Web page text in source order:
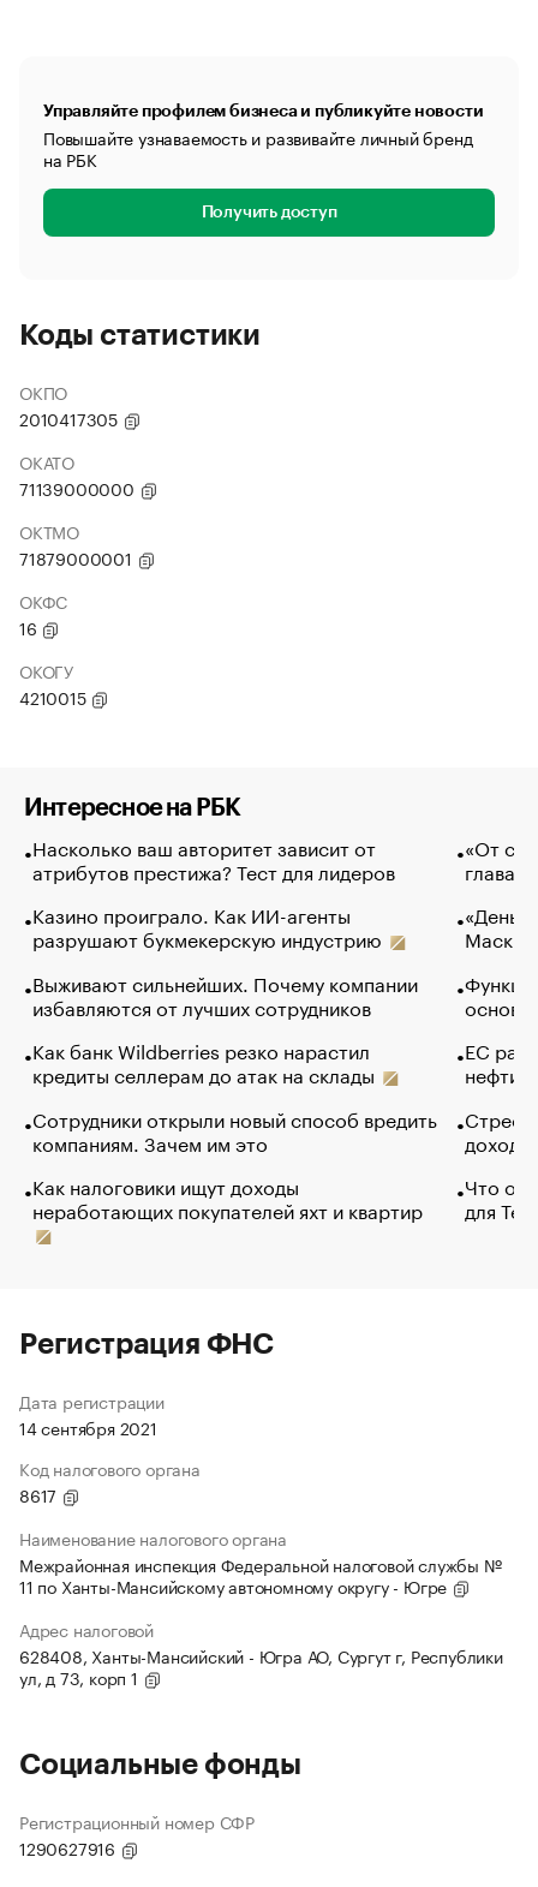
Управляйте профилем бизнеса и публикуйте новости
Повышайте узнаваемость и развивайте личный бренд
на РБК
Получить доступ
Коды статистики
ОКПО
2010417305
ОКАТО
71139000000
ОКТМО
71879000001
ОКФС
16
ОКОГУ
4210015
Интересное на РБК
Насколько ваш авторитет зависит от
атрибутов престижа? Тест для лидеров
Казино проиграло. Как ИИ-агенты
разрушают букмекерскую индустрию
Выживают сильнейших. Почему компании
избавляются от лучших сотрудников
Как банк Wildberries резко нарастил
кредиты селлерам до атак на склады
Сотрудники открыли новый способ вредить
компаниям. Зачем им это
Как налоговики ищут доходы
неработающих покупателей яхт и квартир
«От
глава
Маск в
основ
ЕС
нефти
Что
для
Регистрация ФНС
Дата регистрации
14 сентября 2021
Код налогового органа
8617
Наименование налогового органа
Межрайонная инспекция Федеральной налоговой службы №
11 по Ханты-Мансийскому автономному округу - Югре
Адрес налоговой
628408, Ханты-Мансийский - Югра АО, Сургут г, Республики
ул, д 73, корп 1
Социальные фонды
Регистрационный номер СФР
1290627916